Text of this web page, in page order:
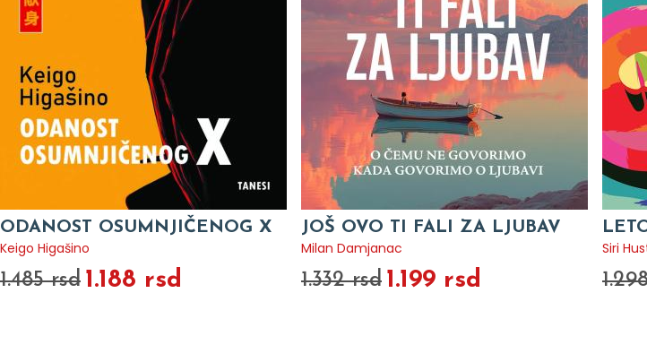
ODANOST OSUMNJIČENOG X
Keigo Higašino
1.485 rsd 1.188 rsd
JOŠ OVO TI FALI ZA LJUBAV
Milan Damjanac
1.332 rsd 1.199 rsd
Siri